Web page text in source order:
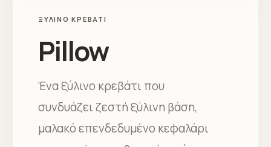
ΞΎΛΙΝΟ ΚΡΕΒΆΤΙ
Pillow
Ένα ξύλινο κρεβάτι που
συνδυάζει ζεστή ξύλινη βάση,
μαλακό επενδεδυμένο κεφαλάρι